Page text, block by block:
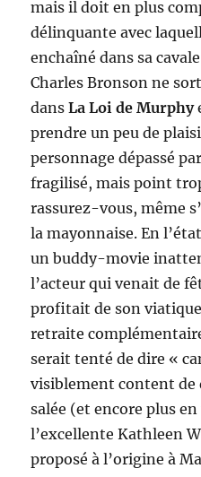
mais il doit en plus
délinquante avec
enchaîné dans sa
Charles Bronson ne
dansLa Loi de Murphy
prendre un peu de
personnage dépassé
fragilisé, mais point
rassurez-vous, même
la mayonnaise. En
un buddy-movie
l’acteur qui venait de
profitait de son
retraite
serait tenté de dire «
visiblement content de
salée (et encore plus
l’excellente Kathleen
proposé à l’origine à